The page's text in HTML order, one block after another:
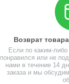
Возврат
Если по каким-
понравился или не
нами в течение 14
заказа и мы